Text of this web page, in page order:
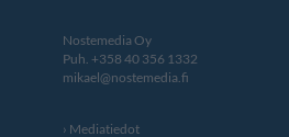
Nostemedia Oy
Puh. +358 40 356 1332
mikael@nostemedia.fi
Mediatiedot